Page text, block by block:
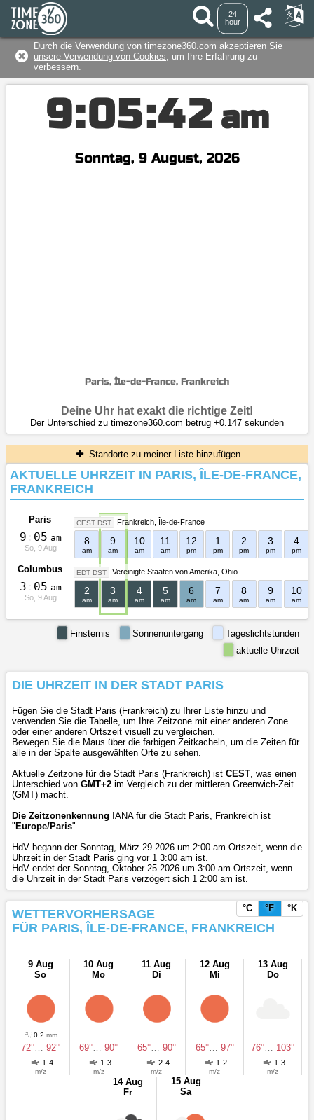
24
hour
Durch die Verwendung von timezone360.com akzeptieren Sie
unsere Verwendung von Cookies , um Ihre Erfahrung zu
verbessern.
9:05:42 am
Sonntag, 9 August, 2026
Paris, Île-de-France, Frankreich
Deine Uhr hat exakt die richtige Zeit!
Der Unterschied zu timezone360.com betrug +0.147 sekunden
Standorte zu meiner Liste hinzufügen
AKTUELLE UHRZEIT IN PARIS, ÎLE-DE-FRANCE,
FRANKREICH
Paris CEST DST Frankreich Île-de-France
9 05 am
So, 9 Aug
8
am
9
am
10
am
11
am
12
pm
1
pm
2
pm
3
pm
4
pm
Columbus EDT DST Vereinigte Staaten von Amerika Ohio
3 05 am
So, 9 Aug
2
am
3
am
4
am
5
am
6
am
7
am
8
am
9
am
10
am
Tageslichtstunden
Sonnenuntergang
Finsternis
aktuelle Uhrzeit
DIE UHRZEIT IN DER STADT PARIS
Fügen Sie die Stadt Paris (Frankreich) zu Ihrer Liste hinzu und
verwenden Sie die Tabelle, um Ihre Zeitzone mit einer anderen Zone
oder einer anderen Ortszeit visuell zu vergleichen.
Bewegen Sie die Maus über die farbigen Zeitkacheln, um die Zeiten für
alle in der Spalte ausgewählten Orte zu sehen.
Aktuelle Zeitzone für die Stadt Paris (Frankreich) ist CEST , was einen
Unterschied von GMT+2 im Vergleich zu der mittleren Greenwich-Zeit
(GMT) macht.
Die Zeitzonenkennung IANA für die Stadt Paris, Frankreich ist
" Europe/Paris"
HdV begann der Sonntag, März 29 2026 um 2:00 am Ortszeit, wenn die
Uhrzeit in der Stadt Paris ging vor 1 3:00 am ist.
HdV endet der Sonntag, Oktober 25 2026 um 3:00 am Ortszeit, wenn
die Uhrzeit in der Stadt Paris verzögert sich 1 2:00 am ist.
WETTERVORHERSAGE
FÜR PARIS, ÎLE-DE-FRANCE, FRANKREICH
°C °F °K
9 Aug
So
0.2 mm
72°… 92°
1-4
m/z
10 Aug
Mo
69°… 90°
1-3
m/z
11 Aug
Di
65°… 90°
2-4
m/z
12 Aug
Mi
65°… 97°
1-2
m/z
13 Aug
Do
76°… 103°
1-3
m/z
14 Aug
Fr
15 Aug
Sa